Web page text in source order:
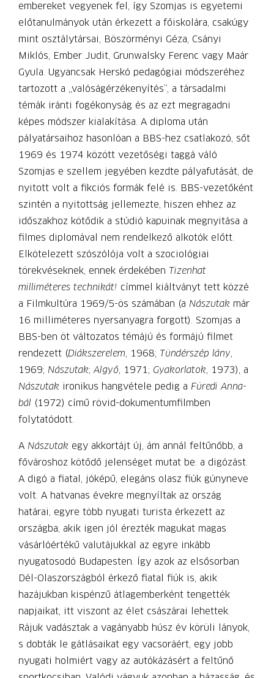
embereket vegyenek fel, így Szomjas is egyetemi
előtanulmányok után érkezett a főiskolára, csakúgy
mint osztálytársai, Böszörményi Géza, Csányi
Miklós, Ember Judit, Grunwalsky Ferenc vagy Maár
Gyula. Ugyancsak Herskó pedagógiai módszeréhez
tartozott a „valóságérzékenyítés”, a társadalmi
témák iránti fogékonyság és az ezt megragadni
képes módszer kialakítása. A diploma után
pályatársaihoz hasonlóan a BBS-hez csatlakozó, sőt
1969 és 1974 között vezetőségi taggá váló
Szomjas e szellem jegyében kezdte pályafutását, de
nyitott volt a fikciós formák felé is. BBS-vezetőként
szintén a nyitottság jellemezte, hiszen ehhez az
időszakhoz kötődik a stúdió kapuinak megnyitása a
filmes diplomával nem rendelkező alkotók előtt.
Elkötelezett szószólója volt a szociológiai
törekvéseknek, ennek érdekében Tizenhat
milliméteres technikát! címmel kiáltványt tett közzé
a Filmkultúra 1969/5-ös számában (a Nászutak már
16 milliméteres nyersanyagra forgott). Szomjas a
BBS-ben öt változatos témájú és formájú filmet
rendezett (Diákszerelem, 1968; Tündérszép lány,
1969; Nászutak;Algyő, 1971; Gyakorlatok, 1973), a
Nászutak ironikus hangvétele pedig a Füredi Anna-
bál (1972) című rövid-dokumentumfilmben
folytatódott.
A Nászutak egy akkortájt új, ám annál feltűnőbb, a
fővároshoz kötődő jelenséget mutat be: a digózást.
A digó a fiatal, jóképű, elegáns olasz fiúk gúnyneve
volt. A hatvanas évekre megnyíltak az ország
határai, egyre több nyugati turista érkezett az
országba, akik igen jól érezték magukat magas
vásárlóértékű valutájukkal az egyre inkább
nyugatosodó Budapesten. Így azok az elsősorban
Dél-Olaszországból érkező fiatal fiúk is, akik
hazájukban kispénzű átlagemberként tengették
napjaikat, itt viszont az élet császárai lehettek.
Rájuk vadásztak a vagányabb húsz év körüli lányok,
s dobták le gátlásaikat egy vacsoráért, egy jobb
nyugati holmiért vagy az autókázásért a feltűnő